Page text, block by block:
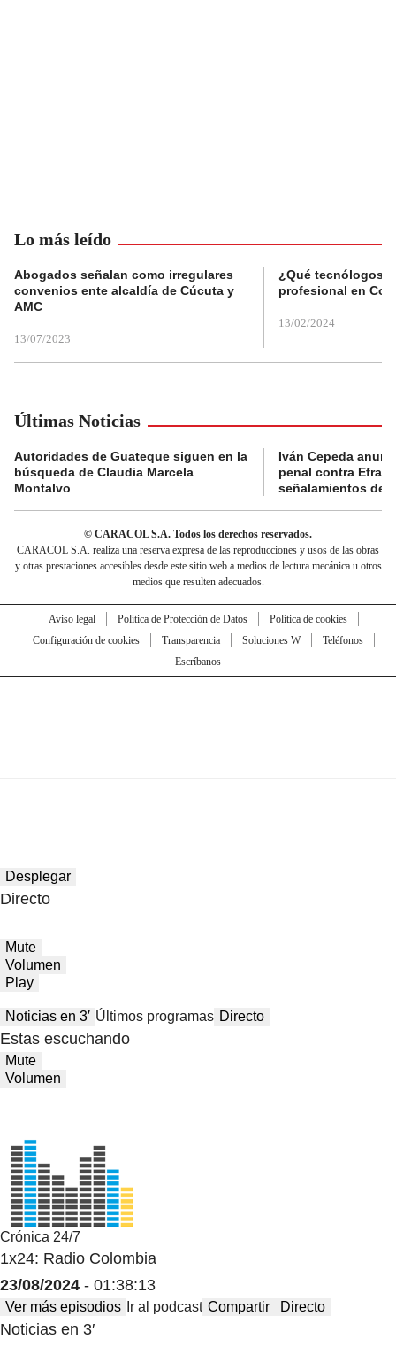
Lo más leído
Abogados señalan como irregulares
convenios ente alcaldía de Cúcuta y
AMC
13/07/2023
¿Qué tecnólogos
profesional en
13/02/2024
Últimas Noticias
Autoridades de Guateque siguen en la
búsqueda de Claudia Marcela
Montalvo
Iván Cepeda
penal contra
señalamientos de
© CARACOL S.A. Todos los derechos reservados.
CARACOL S.A. realiza una reserva expresa de las reproducciones y usos de las obras
y otras prestaciones accesibles desde este sitio web a medios de lectura mecánica u otros
medios que resulten adecuados.
Aviso legal Política de Protección de Datos
Política de cookies
Configuración de cookies
Transparencia Soluciones W
Teléfonos
Escríbanos
Desplegar
Directo
Mute
Volumen
Play
Noticias en 3′ Últimos programas Directo
Estas escuchando
Mute
Volumen
Crónica 24/7
1x24: Radio Colombia
23/08/2024 - 01:38:13
Ver más episodios Ir al podcast Compartir Directo
Noticias en 3′